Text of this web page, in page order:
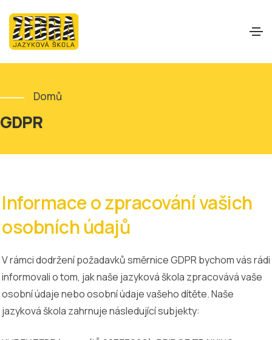
Domů
GDPR
Informace o zpracování vašich
osobních údajů
V rámci dodržení požadavků směrnice GDPR bychom vás rádi
informovali o tom, jak naše jazyková škola zpracovává vaše
osobní údaje nebo osobní údaje vašeho dítěte. Naše
jazyková škola zahrnuje následující subjekty: